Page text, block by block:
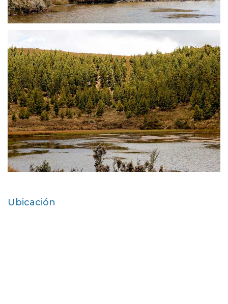
MANCOMUNIDAD CAÑARI
MANCOMUNIDAD CAÑARI
Ubicación